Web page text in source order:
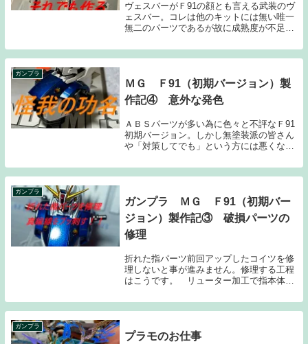
ヴェスバーがＦ91の顔とも言える武装のヴ
ェスバー。コレは他のキットには無い唯一
無二のパーツであるが故に成熟度が不足し
した。まずはヴェスバーのスライドギミッ
ク。レールになる部品の先端にポリキャッ
ガンプラ
ＭＧ Ｆ91（初期バージョン）製
作記④ 意外な発色
ＡＢＳパーツが多い為に色々と不評なＦ91
初期バージョン。しかし無塗装派の皆さん
や「対策してでも」という方には悪くない
という方は少ないと思いますが、モチベー
ションの一助になれたら嬉しいです。
ガンプラ
ガンプラ ＭＧ Ｆ91（初期バー
ジョン）製作記③ 破損パーツの
修理
折れた指パーツ前回アップしたコイツを修
理しないと事が進みません。修理する工程
はこうです。 リューター加工で指本体と
を刺して瞬着を塗布→接着→塗装 という
流れです。こうして書けば簡単そうです
ガンプラ
プラモのお仕事